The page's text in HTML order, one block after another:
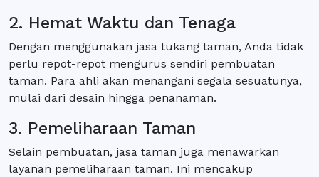
2. Hemat Waktu dan Tenaga
Dengan menggunakan jasa tukang taman, Anda tidak
perlu repot-repot mengurus sendiri pembuatan
taman. Para ahli akan menangani segala sesuatunya,
mulai dari desain hingga penanaman.
3. Pemeliharaan Taman
Selain pembuatan, jasa taman juga menawarkan
layanan pemeliharaan taman. Ini mencakup